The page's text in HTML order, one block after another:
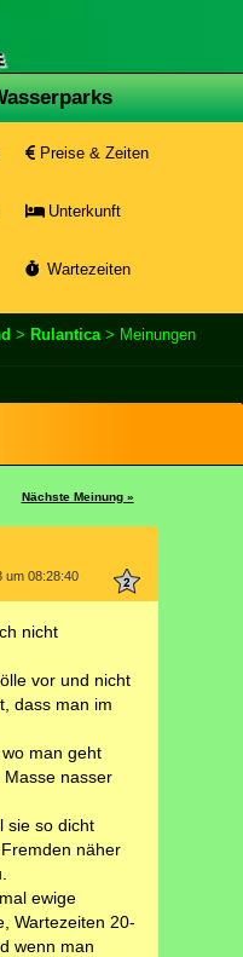
Preise & Zeiten
Unterkunft
Wartezeiten
> Rulantica> Meinungen
Nächste Meinung »
um 08:28:40
nicht
vor und nicht
dass man im
man geht
nasser
sie so dicht
näher
ewige
Wartezeiten 20-
wenn man